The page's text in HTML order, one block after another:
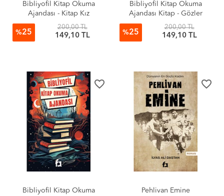
Bibliyofil Kitap Okuma
Ajandası - Kitap Kız
%25
200,00 TL
149,10 TL
Bibliyofil Kitap Okuma
Ajandası Kitap - Gözler
%25
200,00 TL
149,10 TL
favorite_border
Bibliyofil Kitap Okuma
favorite_border
Pehlivan Emine